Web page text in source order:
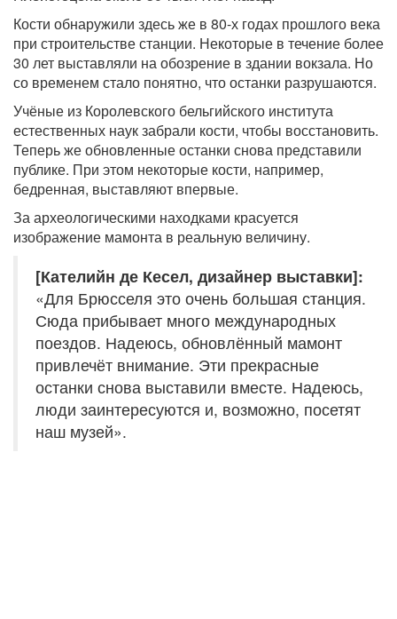
Кости обнаружили здесь же в 80-х годах прошлого века
при строительстве станции. Некоторые в течение более
30 лет выставляли на обозрение в здании вокзала. Но
со временем стало понятно, что останки разрушаются.
Учёные из Королевского бельгийского института
естественных наук забрали кости, чтобы восстановить.
Теперь же обновленные останки снова представили
публике. При этом некоторые кости, например,
бедренная, выставляют впервые.
За археологическими находками красуется
изображение мамонта в реальную величину.
[Кателийн де Кесел, дизайнер выставки]:
«Для Брюсселя это очень большая станция.
Сюда прибывает много международных
поездов. Надеюсь, обновлённый мамонт
привлечёт внимание. Эти прекрасные
останки снова выставили вместе. Надеюсь,
люди заинтересуются и, возможно, посетят
наш музей».